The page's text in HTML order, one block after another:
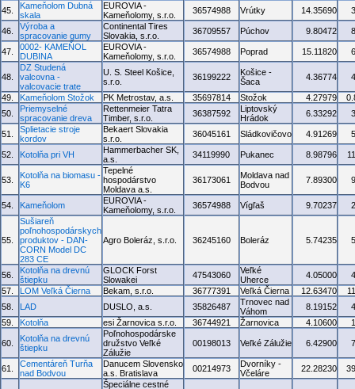
45.
Kameňolom Dubná
skala
EUROVIA -
Kameňolomy, s.r.o.
36574988 Vrútky 14.35690
46.
Výroba a
spracovanie gumy
Continental Tires
Slovakia, s.r.o.
36709557 Púchov 9.80472
47.
0002- KAMEŇOL
DUBINA
EUROVIA -
Kameňolomy, s.r.o.
36574988 Poprad 15.11820
48.
DZ Studená
valcovna -
valcovacie trate
U. S. Steel Košice,
s.r.o.
36199222
Košice -
Šaca
4.36774
49. Kameňolom Stožok PK Metrostav, a.s. 35697814 Stožok 4.27979
50.
Priemyselné
spracovanie dreva
Rettenmeier Tatra
Timber, s.r.o.
36387592
Liptovský
Hrádok
6.33292
51.
Splietacie stroje
kordov
Bekaert Slovakia
s.r.o.
36045161 Sládkovičovo 4.91269
52. Kotolňa pri VH
Hammerbacher SK,
a.s.
34119990 Pukanec 8.98796
53.
Kotolňa na biomasu -
K6
Tepelné
hospodárstvo
Moldava a.s.
36173061
Moldava nad
Bodvou
7.89300
54. Kameňolom
EUROVIA -
Kameňolomy, s.r.o.
36574988 Vígľaš 9.70237
55.
Sušiareň
poľnohospodárskych
produktov - DAN-
CORN Model DC
283 CE
Agro Boleráz, s.r.o. 36245160 Boleráz 5.74235
56.
Kotolňa na drevnú
štiepku
GLOCK Forst
Slowakei
47543060
Veľké
Uherce
4.05000
57.
LOM Veľká Čierna Bekam, s.r.o. 36777391 Veľká Čierna 12.63470
58.
LAD DUSLO, a.s. 35826487
Trnovec nad
Váhom
8.19152
59.
Kotolňa esi Žarnovica s.r.o. 36744921 Žarnovica 4.10600
60.
Kotolňa na drevnú
štiepku
Poľnohospodárske
družstvo Veľké
Zálužie
00198013 Veľké Zálužie 6.42900
61.
Cementáreň Turňa
nad Bodvou
Danucem Slovensko
a.s. Bratislava
00214973
Dvorníky -
Včeláre
22.28230
Špeciálne cestné